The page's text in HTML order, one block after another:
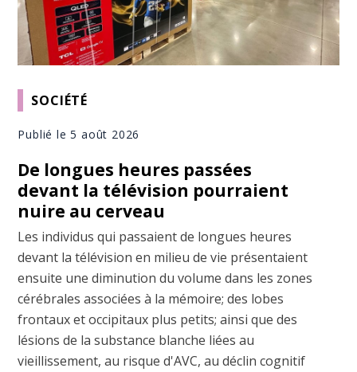
SOCIÉTÉ
Publié le 5 août 2026
De longues heures passées
devant la télévision pourraient
nuire au cerveau
Les individus qui passaient de longues heures
devant la télévision en milieu de vie présentaient
ensuite une diminution du volume dans les zones
cérébrales associées à la mémoire; des lobes
frontaux et occipitaux plus petits; ainsi que des
lésions de la substance blanche liées au
vieillissement, au risque d'AVC, au déclin cognitif